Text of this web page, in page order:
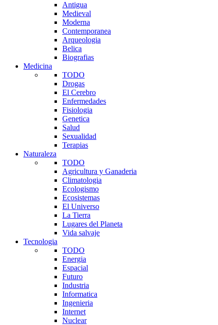
Antigua
Medieval
Moderna
Contemporanea
Arqueologia
Belica
Biografias
Medicina
TODO
Drogas
El Cerebro
Enfermedades
Fisiologia
Genetica
Salud
Sexualidad
Terapias
Naturaleza
TODO
Agricultura y Ganaderia
Climatologia
Ecologismo
Ecosistemas
El Universo
La Tierra
Lugares del Planeta
Vida salvaje
Tecnologia
TODO
Energia
Espacial
Futuro
Industria
Informatica
Ingenieria
Internet
Nuclear